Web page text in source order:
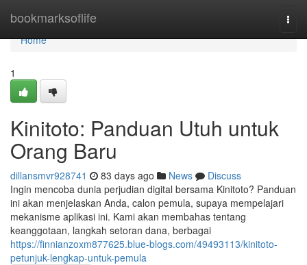
bookmarksoflife
Home
Home
1
Kinitoto: Panduan Utuh untuk
Orang Baru
dillansmvr928741 83 days ago News
Discuss
Ingin mencoba dunia perjudian digital bersama Kinitoto? Panduan
ini akan menjelaskan Anda, calon pemula, supaya mempelajari
mekanisme aplikasi ini. Kami akan membahas tentang
keanggotaan, langkah setoran dana, berbagai
https://finnianzoxm877625.blue-blogs.com/49493113/kinitoto-
petunjuk-lengkap-untuk-pemula